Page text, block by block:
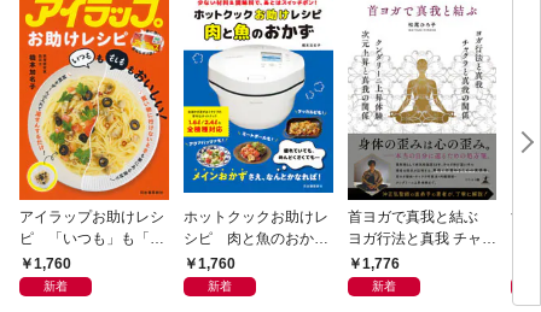
アイラップお助けレシ
ピ 「いつも」も「も
しも」もおいしい！
1,760
新着
ホットクックお助けレ
シピ 肉と魚のおか
ず 少ない材料＆調味
料で、あとはスイッチ
1,760
新着
首ヨガで真我と結ぶ
ヨガ行法と真我 チャク
ラと真我の関係 クンダ
リーニ上昇体験 次元上
1,776
新着
す